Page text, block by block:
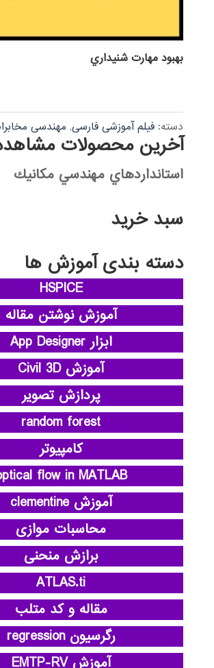
بهبود مهارت شنيداري
دسته: فیلم آموزشی فارسی, مهندسی
آخرین محصولات
استانداردهاي مهندسي مكانيك
سبد خرید
دسته بندی آموزش ها
HSPICE
آموزش نوشتن مقاله
ابزار App Designer
آموزش Civil 3D
پردازش تصویر
random forest
کامپیوتر
flow in MATLAB
آموزش clementine
محاسبات موازی
برازش منحنی
ATLAS.ti
مقاله و کد متلب
رگرسیون regression
آموزش EMTP-RV